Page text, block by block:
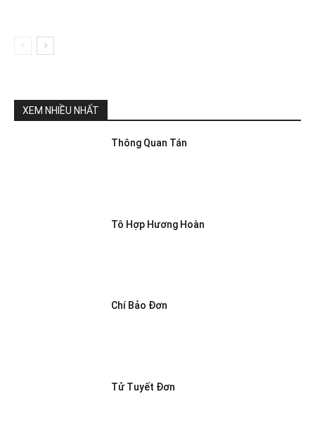
XEM NHIỀU NHẤT
Thông Quan Tán
Tô Hợp Hương Hoàn
Chí Bảo Đơn
Tử Tuyết Đơn